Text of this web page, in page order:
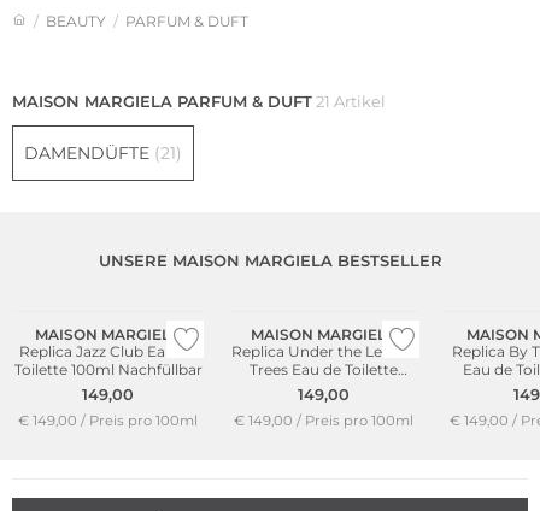
BEAUTY PARFUM & DUFT
MAISON MARGIELA PARFUM & DUFT21 Artikel
DAMENDÜFTE (21)
UNSERE MAISON MARGIELA BESTSELLER
MAISON MARGIELA
Replica Jazz Club Eau de
Toilette 100ml Nachfüllbar
149,00
€ 149,00 / Preis pro 100ml
MAISON MARGIELA
Replica Under the Lemon
Trees Eau de Toilette
100ml
149,00
€ 149,00 / Preis pro 100ml
MAISON
Replica By
Eau de
€ 149,00 /